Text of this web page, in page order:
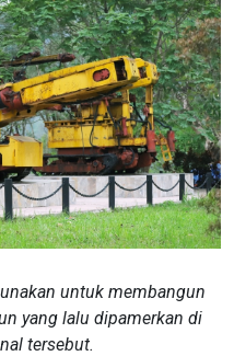
untuk membangun
yang lalu dipamerkan di
tersebut.